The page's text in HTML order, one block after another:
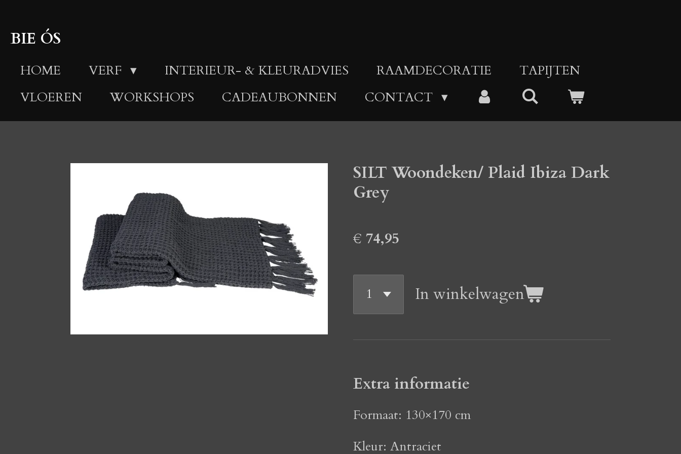
direct
hoofdinhoud
BIE ÓS
HOME VERF INTERIEUR- & KLEURADVIES RAAMDECORATIE
TAPIJTEN
VLOEREN
WORKSHOPS CADEAUBONNEN CONTACT
SILT Woondeken/ Plaid Ibiza Dark
Grey
€ 74,95
In winkelwagen
Extra informatie
Formaat: 130×170 cm
Kleur: Antraciet